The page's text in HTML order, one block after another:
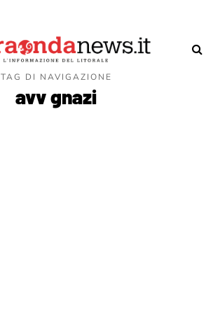
TAG DI NAVIGAZIONE
avv gnazi